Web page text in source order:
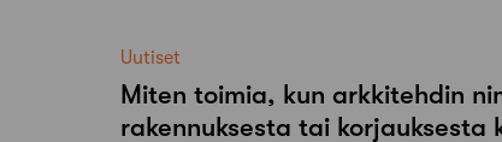
Uutiset
Miten toimia, kun arkkitehdin
rakennuksesta tai korjauksesta